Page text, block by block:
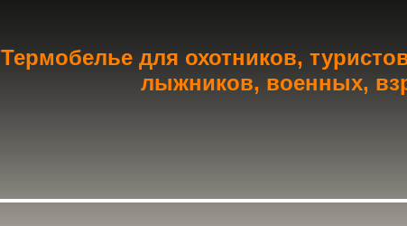
Термобелье для охотников,
лыжников, военных,